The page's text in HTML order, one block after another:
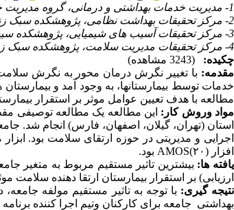
1- مدیریت خدمات بهداشتی و درمانی، گروه مدیریت خدمات بهداشتی و درمانی، دانشگاه علوم پزشکی اصفهان، اصفهان، ایران
2- مرکز تحقیقات بهداشت نظامی، پژوهشکده سبک زندگی، دانشگاه علوم پزشکی بقیه الله (عج)، تهران، ایران
3- مرکز تحقیقات آسیب های شیمیایی، پژوهشکده سیستم بیولوژی و مسمومیت ها، دانشگاه علوم پزشکی بقیه الله (عج)، تهران، ایران
4- مرکز تحقیقات مدیریت سلامت، پژوهشکده سبک زندگی، دانشگاه علوم پزشکی بقیه الله (عج)، تهران، ایران
چکیده:
(3243 مشاهده)
مقدمه: با تغییر نگرش درمان محور به نگرش سلامت‌
خدمات توسط بیمارستانها، به وجود آمد و
مطالعه با هدف تعیین عوامل موثر بر استقرار
مواد وروش کار:
اجرایی و مدیریتی در حوزه ارتقای سلامت بود.
افزار AMOS(۲۰) بود.
یافته ها: بیشترین تاثیر مستقیم مربوط به متغیر
ارزیابی) بر استقرار بیمارستان ارتقا دهنده سلامت
نتیجه گیری: با توجه به تاثیر مستقیم مولفه
بهداشتی جامعه برای کارکنان وتیم اجرا کننده